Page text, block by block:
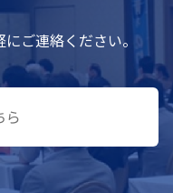
にご連絡ください。
ら